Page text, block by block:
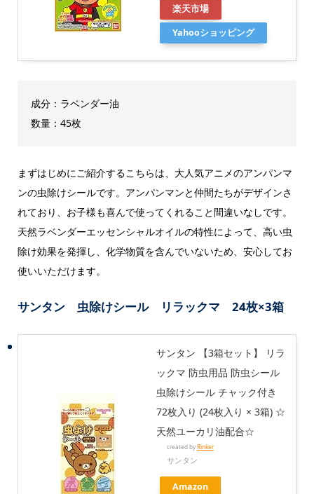
楽天市場
Yahooショッピング
成分：ラベンダー油
数量：45枚
まずはじめにご紹介するこちらは、大人気アニメのアンパンマ
ンの虫除けシールです。アンパンマンと仲間たちがデザインさ
れており、お子様も喜んで使ってくれること間違いなしです。
天然ラベンダーエッセンシャルオイルの特性によって、高い虫
除け効果を発揮し、化学物質を含んでいないため、安心してお
使いいただけます。
サンタン 虫除けシール リラックマ 24枚×3箱
サンタン 【3箱セット】 リラ
ックマ 防虫用品 防虫シール
虫除けシール チャック付き
72枚入り (24枚入り × 3箱) ☆
天然ユーカリ油配合☆
created byRinker
サンタン
Amazon